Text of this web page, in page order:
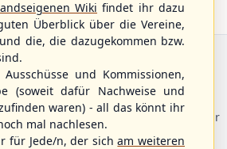
– wählen Sie einen Einstieg für
Wiki findet ihr dazu
Überblick über die Vereine,
die, die dazugekommen bzw.
Ausschüsse und Kommissionen,
(soweit dafür Nachweise und
waren) - all das könnt ihr
mal nachlesen.
für Jede/n, der sicham weiteren